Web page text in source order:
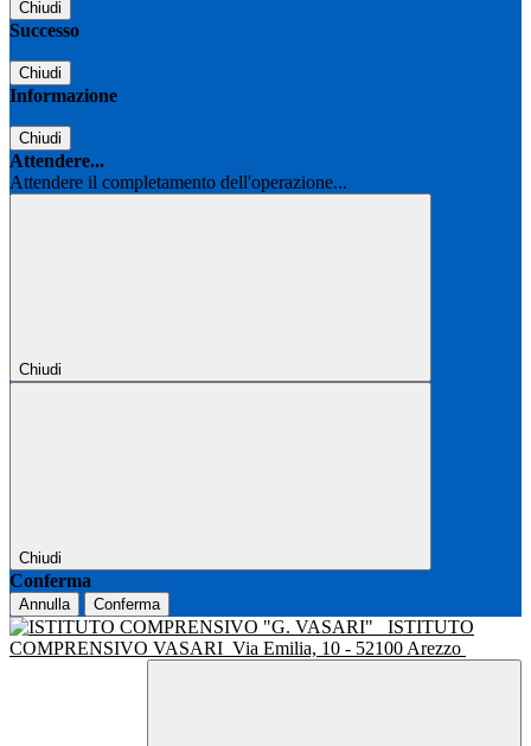
Chiudi
Successo
Chiudi
Informazione
Chiudi
Attendere...
Attendere il completamento dell'operazione...
Chiudi
Chiudi
Conferma
Annulla Conferma
ISTITUTO
COMPRENSIVO VASARI Via Emilia, 10 - 52100 Arezzo